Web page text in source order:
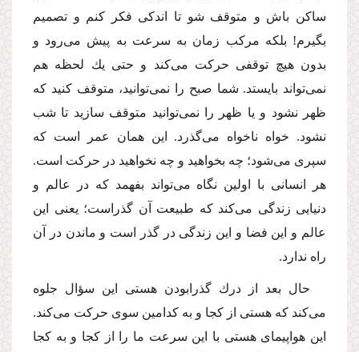
ساكن باش و متوقف شو تا اندكى فكر كنم و تصمیم
بگیرم! بلكه مركب زمان به سرعت به پیش مى‌رود و
بدون هیچ توقفى حركت مى‌كند و حتى یك لحظه هم
نمى‌تواند بایستد. شما صبح را نمى‌توانید، متوقف كنید كه
ظهر نشود و یا ظهر را نمى‌توانید متوقف سازید تا شب
نشود. خواه ناخواه مى‌گذرد. این همان عمر است كه
سپرى مى‌شود؛ چه بخواهید و چه نخواهید در حركت است.
هر انسانى با اولین نگاه مى‌تواند بفهمد كه در عالم و
دنیایى زندگى مى‌كند كه طبیعت آن گذراست؛ یعنى این
عالم و این فضا و این زندگى در گذر است و ماندن در آن
راه ندارد.
حال بعد از درك گذرابودن هستى این سؤال جلوه
مى‌كند كه هستى از كجا و به كدامین سوى حركت مى‌كند.
این هواپیماى هستى با این سرعت ما را از كجا و به كجا